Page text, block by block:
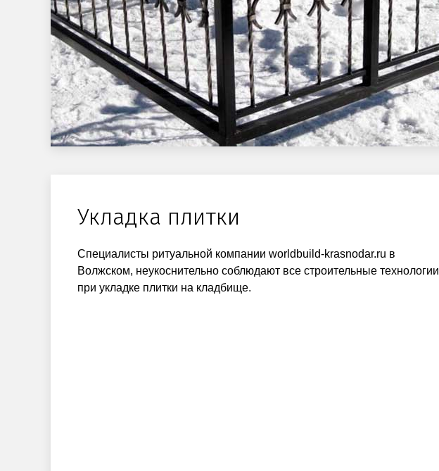
Укладка плитки
Специалисты ритуальной компании worldbuild-krasnodar.ru в
Волжском, неукоснительно соблюдают все строительные технологии
при укладке плитки на кладбище.